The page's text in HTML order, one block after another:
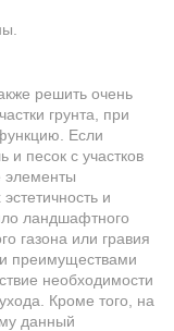
решить очень
грунта, при
Если
и песок с участков
элементы
и
ландшафтного
газона или гравия
преимуществами
необходимости
Кроме того, на
данный